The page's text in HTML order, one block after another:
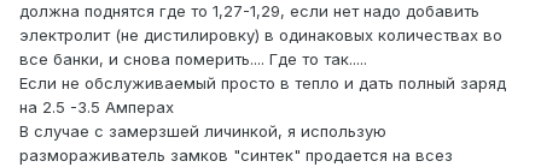
должна поднятся где то 1,27-1,29, если нет надо добавить
электролит (не дистилировку) в одинаковых количествах во
все банки, и снова померить.... Где то так.....
Если не обслуживаемый просто в тепло и дать полный заряд
на 2.5 -3.5 Амперах
В случае с замерзшей личинкой, я использую
размораживатель замков "синтек" продается на всез